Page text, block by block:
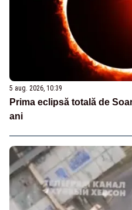
5 aug. 2026, 10:39
Prima eclipsă totală de
ani